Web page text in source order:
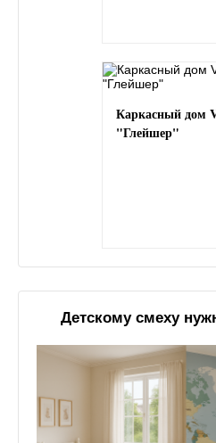
Каркасный дом
"Глейшер"
Детскому смеху